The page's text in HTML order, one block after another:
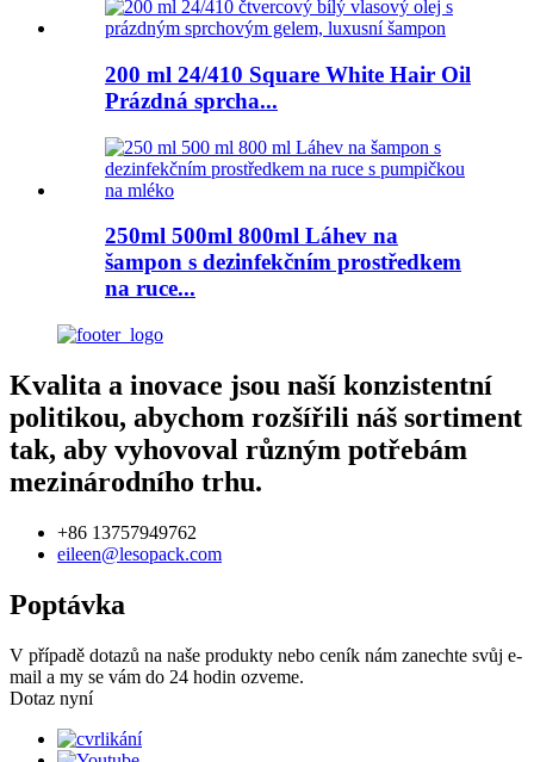
200 ml 24/410 Square White Hair Oil
Prázdná sprcha...
250ml 500ml 800ml Láhev na
šampon s dezinfekčním prostředkem
na ruce...
Kvalita a inovace jsou naší konzistentní
politikou, abychom rozšířili náš sortiment
tak, aby vyhovoval různým potřebám
mezinárodního trhu.
+86 13757949762
eileen@lesopack.com
Poptávka
V případě dotazů na naše produkty nebo ceník nám zanechte svůj e-
mail a my se vám do 24 hodin ozveme.
Dotaz nyní